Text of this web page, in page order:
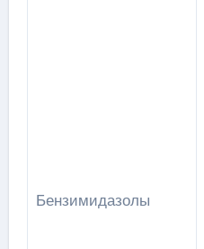
Бензимидазолы